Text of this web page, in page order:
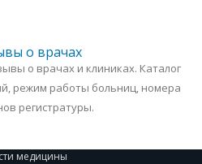
о врачах
о врачах и клиниках. Каталог
режим работы больниц, номера
регистратуры.
медицины